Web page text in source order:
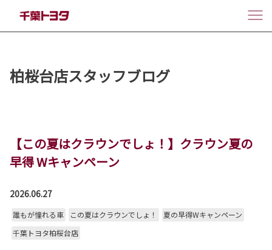
柏桜台店スタッフブログ
【この夏はクラウンでしょ！】クラウン夏の
早得 Wキャンペーン
2026.06.27
誰もが憧れる車 この夏はクラウンでしょ！
夏の早得Wキャンペーン
千葉トヨタ柏桜台店